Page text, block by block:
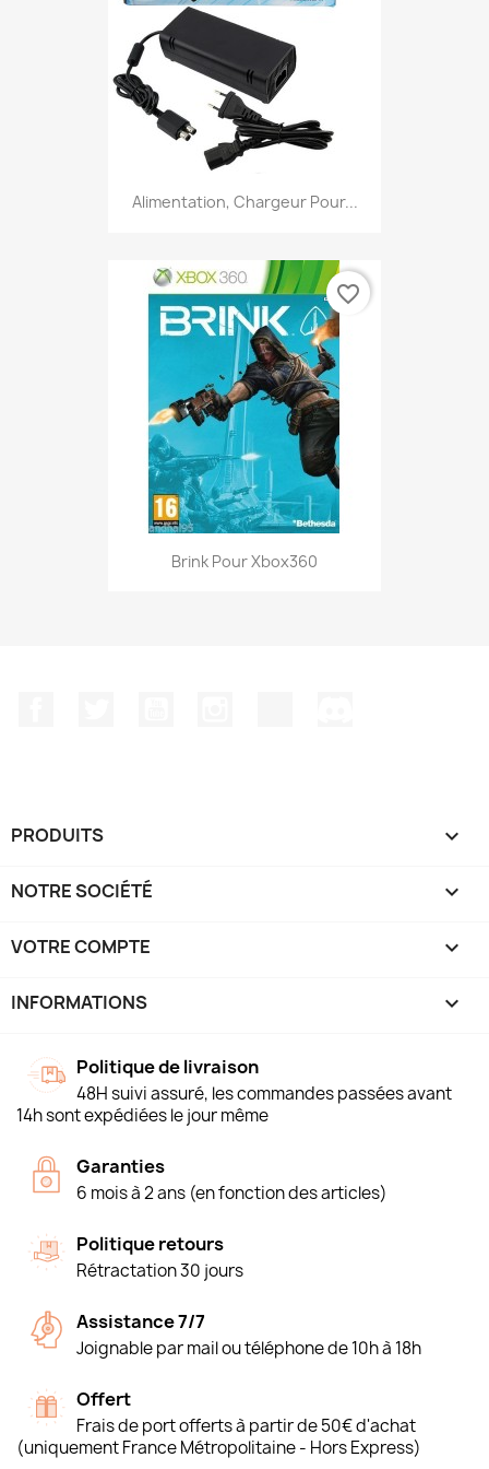
Alimentation, Chargeur Pour...
Brink Pour Xbox360
favorite_border
PRODUITS 
NOTRE SOCIÉTÉ 
VOTRE COMPTE 
INFORMATIONS keyboard_arrow_down
Politique de livraison
48H suivi assuré, les commandes passées avant
14h sont expédiées le jour même
Garanties
6 mois à 2 ans (en fonction des articles)
Politique retours
Rétractation 30 jours
Assistance 7/7
Joignable par mail ou téléphone de 10h à 18h
Offert
Frais de port offerts à partir de 50€ d'achat
(uniquement France Métropolitaine - Hors Express)